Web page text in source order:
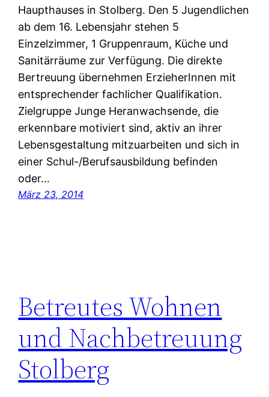
Haupthauses in Stolberg. Den 5 Jugendlichen
ab dem 16. Lebensjahr stehen 5
Einzelzimmer, 1 Gruppenraum, Küche und
Sanitärräume zur Verfügung. Die direkte
Bertreuung übernehmen ErzieherInnen mit
entsprechender fachlicher Qualifikation.
Zielgruppe Junge Heranwachsende, die
erkennbare motiviert sind, aktiv an ihrer
Lebensgestaltung mitzuarbeiten und sich in
einer Schul-/Berufsausbildung befinden
oder…
März 23, 2014
Betreutes Wohnen
und Nachbetreuung
Stolberg